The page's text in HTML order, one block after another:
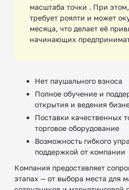
масштаба точки . При
требует роялти и может
месяца, что делает её
начинающих
Нет паушального взноса
Полное обучение и
открытия и ведения
Поставки качественных
торговое оборудование
Возможность гибкого
поддержкой от компании
Компания предоставляет
этапах — от выбора места для